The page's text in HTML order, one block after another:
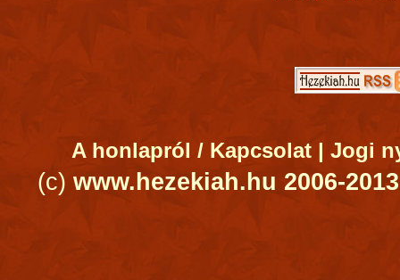
A honlapról / Kapcsolat |Jogi
(c) www.hezekiah.hu 2006-